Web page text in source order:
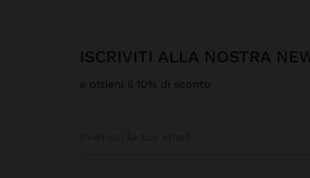
ISCRIVITI ALLA NOSTRA
e ottieni il 10% di sconto